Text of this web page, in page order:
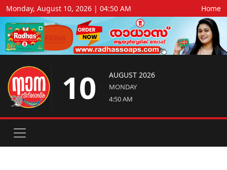
Monday, August 10, 2026 | 04:50 AM Home
10 AUGUST 2026
MONDAY
4:50 AM